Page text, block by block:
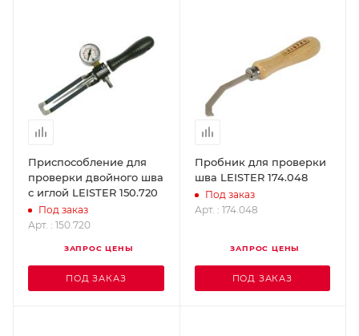
Приспособление для
проверки двойного шва
с иглой LEISTER 150.720
Под заказ
Арт. : 150.720
ЗАПРОС ЦЕНЫ
ПОД ЗАКАЗ
Пробник для проверки
шва LEISTER 174.048
Под заказ
Арт. : 174.048
ЗАПРОС ЦЕНЫ
ПОД ЗАКАЗ